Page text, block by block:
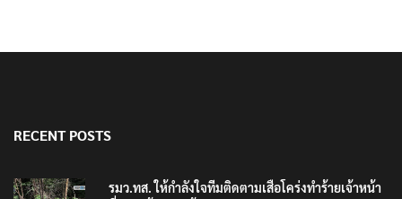
RECENT POSTS
รมว.ทส. ให้กำลังใจทีมติดตามเสือโคร่งทำร้ายเจ้าหน้า